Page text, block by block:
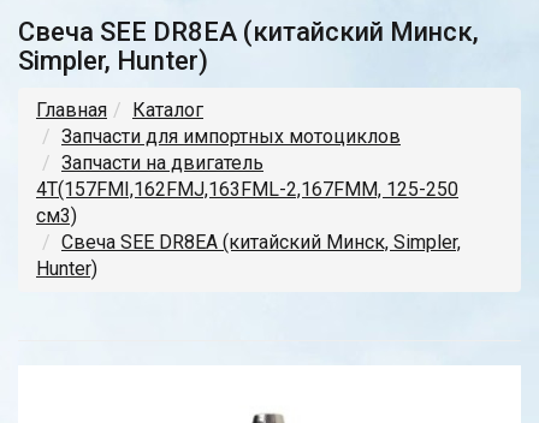
Свеча SEE DR8EA (китайский Минск,
Simpler, Hunter)
Главная
Каталог
Запчасти для импортных мотоциклов
Запчасти на двигатель
4Т(157FMI,162FMJ,163FML-2,167FMM, 125-250
см3)
Свеча SEE DR8EA (китайский Минск, Simpler,
Hunter)